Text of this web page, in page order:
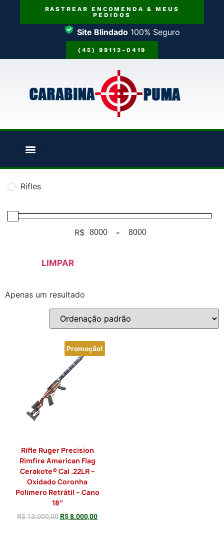
RASTREAR ENCOMENDA & MEUS
PEDIDOS
Site Blindado100% Seguro
(45) 99112-0419
Rifles
R$ Minimum Price
-
Maximum Price
LIMPAR
Apenas um resultado
Promoção!
Rifle Ruger Precision
Rimfire American Flag
Cerakote® Cal .22LR –
Oxidado Coronha
Polimero Retrátil – Cano
18″
R$13.000,00R$8.000,00